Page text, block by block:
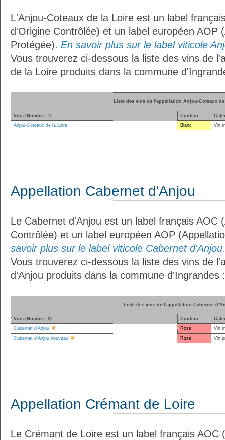
L'Anjou-Coteaux de la Loire est un label
d'Origine Contrôlée) et un label européen AOP
Protégée). En savoir plus sur le label viticole
Vous trouverez ci-dessous la liste des vins de
de la Loire produits dans la commune
Liste des vins de l'appellation Anjou-Coteaux
Vins (Nombre: 1) Couleur
Anjou-Coteaux de la Loire
Blanc Vin
Appellation Cabernet d'Anjou
Le Cabernet d'Anjou est un label français AOC
Contrôlée) et un label européen AOP
savoir plus sur le label viticole Cabernet
Vous trouverez ci-dessous la liste des vins de
d'Anjou produits dans la commune d'Ingrandes :
Liste des vins de l'appellation Cabernet
Vins (Nombre: 2) Couleur
Cabernet d'Anjou
Rosé
Vin
Cabernet d'Anjou nouveau
Rosé Vin
Appellation Crémant de Loire
Le Crémant de Loire est un label français AOC